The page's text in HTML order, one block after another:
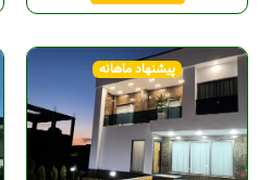
پیشنهاد ماهانه